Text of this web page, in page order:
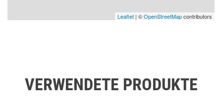
Leaflet | ©OpenStreetMapcontributors
VERWENDETE PRODUKTE